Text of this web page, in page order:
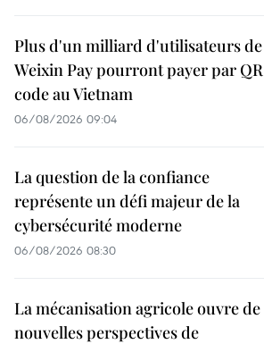
Plus d'un milliard d'utilisateurs de
Weixin Pay pourront payer par QR
code au Vietnam
06/08/2026 09:04
La question de la confiance
représente un défi majeur de la
cybersécurité moderne
06/08/2026 08:30
La mécanisation agricole ouvre de
nouvelles perspectives de